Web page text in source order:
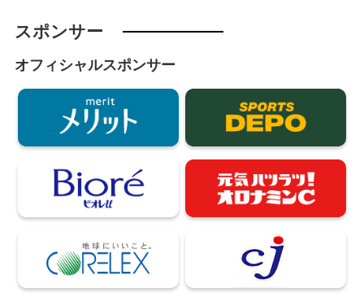
スポンサー
オフィシャルスポンサー